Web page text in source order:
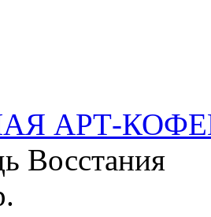
АРТ-
Восстания